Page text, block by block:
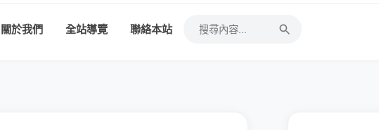
關於我們 全站導覽 聯絡本站